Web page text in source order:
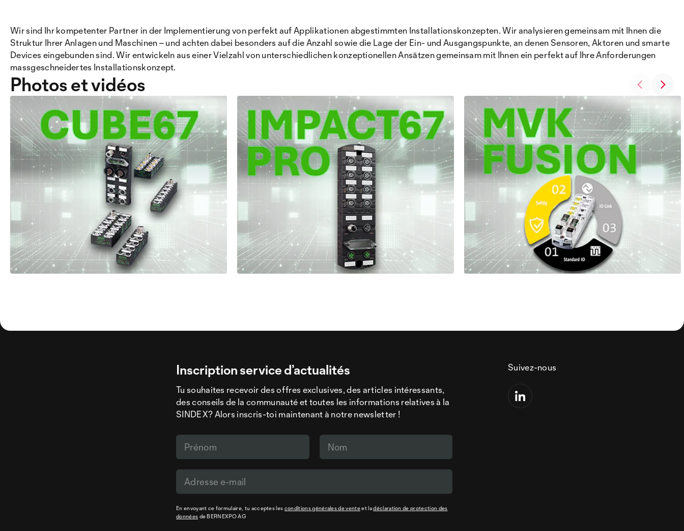
Wir sind Ihr kompetenter Partner in der Implementierung von perfekt auf Applikationen abgestimmten Installationskonzepten. Wir analysieren gemeinsam mit Ihnen die
Struktur Ihrer Anlagen und Maschinen – und achten dabei besonders auf die Anzahl sowie die Lage der Ein- und Ausgangspunkte, an denen Sensoren, Aktoren und smarte
Devices eingebunden sind. Wir entwickeln aus einer Vielzahl von unterschiedlichen konzeptionellen Ansätzen gemeinsam mit Ihnen ein perfekt auf Ihre Anforderungen
massgeschneidertes Installationskonzept.
Photos et vidéos
Inscription service d’actualités
Tu souhaites recevoir des offres exclusives, des articles intéressants,
des conseils de la communauté et toutes les informations relatives à la
SINDEX? Alors inscris-toi maintenant à notre newsletter !
En envoyant ce formulaire, tu acceptes les conditions générales de venteet ladéclaration de protection des
données de BERNEXPO AG
Suivez-nous